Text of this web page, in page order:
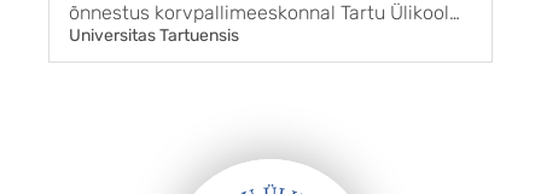
õnnestus korvpallimeeskonnal Tartu Ülikool
Maks & Moorits võita BC Kalev/Cramo
võistkonda tulemusega 85 : 65. Sellega sai
Universitas Tartuensis